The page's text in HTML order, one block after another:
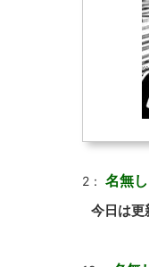
2： 名無し
今日は更